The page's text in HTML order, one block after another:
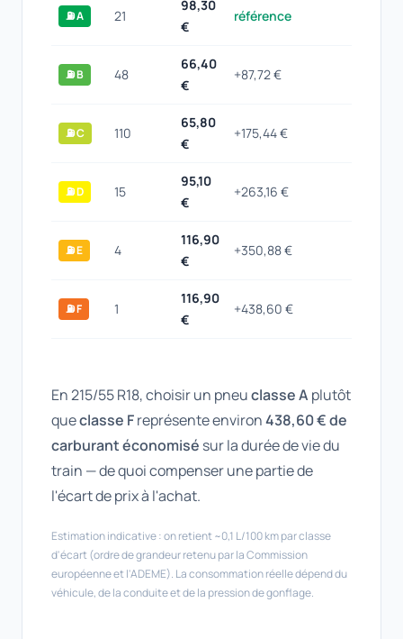
⛽ A 21
98,30
€
référence
⛽ B 48
66,40
€
+87,72 €
⛽ C 110
65,80
€
+175,44 €
⛽ D 15
95,10
€
+263,16 €
⛽ E 4
116,90
€
+350,88 €
⛽ F 1
116,90
€
+438,60 €
En 215/55 R18, choisir un pneuclasse A plutôt
queclasse Freprésente environ438,60 € de
carburant économisé sur la durée de vie du
train — de quoi compenser une partie de
l'écart de prix à l'achat.
Estimation indicative : on retient ~0,1 L/100 km par classe
d'écart (ordre de grandeur retenu par la Commission
européenne et l'ADEME). La consommation réelle dépend du
véhicule, de la conduite et de la pression de gonflage.